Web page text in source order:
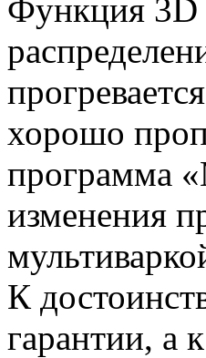
Функция 3D
хорошо
программа
изменения
К
гарантии, а